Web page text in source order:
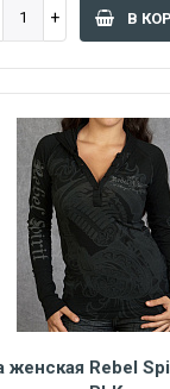
В
женская Rebel